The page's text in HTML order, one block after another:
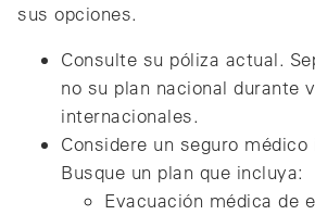
sus opciones.
Consulte su póliza actual.
no su plan nacional durante
internacionales.
Considere un seguro médico
Busque un plan que incluya:
Evacuación médica de